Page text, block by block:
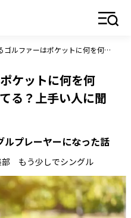
イケてるゴルファーはポケットに何を何個、どんなふうに入れてる？上手い人に聞いてみた！
ケットに何を何
る？上手い人に聞
ルプレーヤーになった話
部 もう少しでシングル